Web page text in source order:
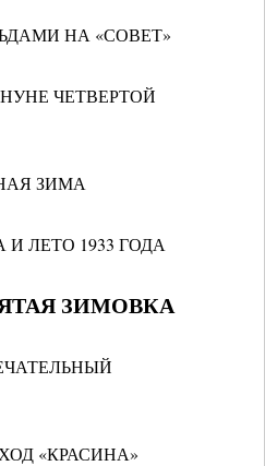
НА «СОВЕТ»
ЧЕТВЕРТОЙ
ЗИМА
И ЛЕТО 1933 ГОДА
ЗИМОВКА
«КРАСИНА»